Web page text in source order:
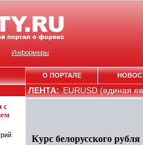
с
ЛЕНТА:EURUSD (единая
Курс белорусского рубля
Информеры
О ПОРТАЛЕ